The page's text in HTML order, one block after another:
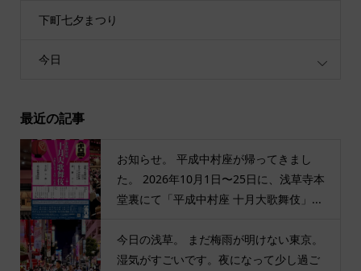
下町七夕まつり
今日
最近の記事
お知らせ。 平成中村座が帰ってきまし
た。 2026年10月1日〜25日に、浅草寺本
堂裏にて「平成中村座 十月大歌舞伎」...
今日の浅草。 まだ梅雨が明けない東京。
湿気がすごいです。夜になって少し過ご